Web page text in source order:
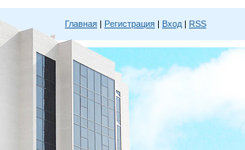
Главная | Регистрация | Вход | RSS